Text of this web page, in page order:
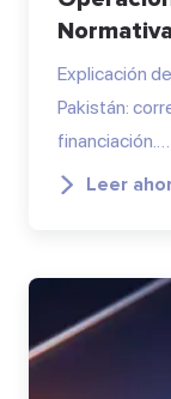
Explicación
Pakistán:
financiación.…
Leer